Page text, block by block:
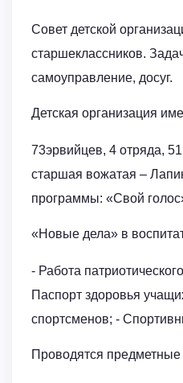
Совет детской
старшеклассников.
самоуправление, досуг.
Детская организация
73эрвийцев, 4 отряда,
старшая вожатая –
программы: «Свой
«Новые дела» в
- Работа
Паспорт здоровья
спортсменов; -
Проводятся предметные